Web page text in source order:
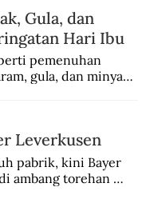
Gula, dan
Hari Ibu
pemenuhan
gula, dan minyak
Leverkusen
pabrik, kini Bayer
ambang torehan